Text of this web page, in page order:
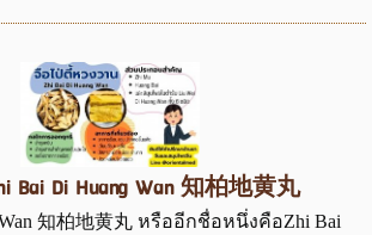
Bai Di Huang Wan 知柏地黄丸
知柏地黄丸 หรืออีกชื่อหนึ่งคือZhi Bai